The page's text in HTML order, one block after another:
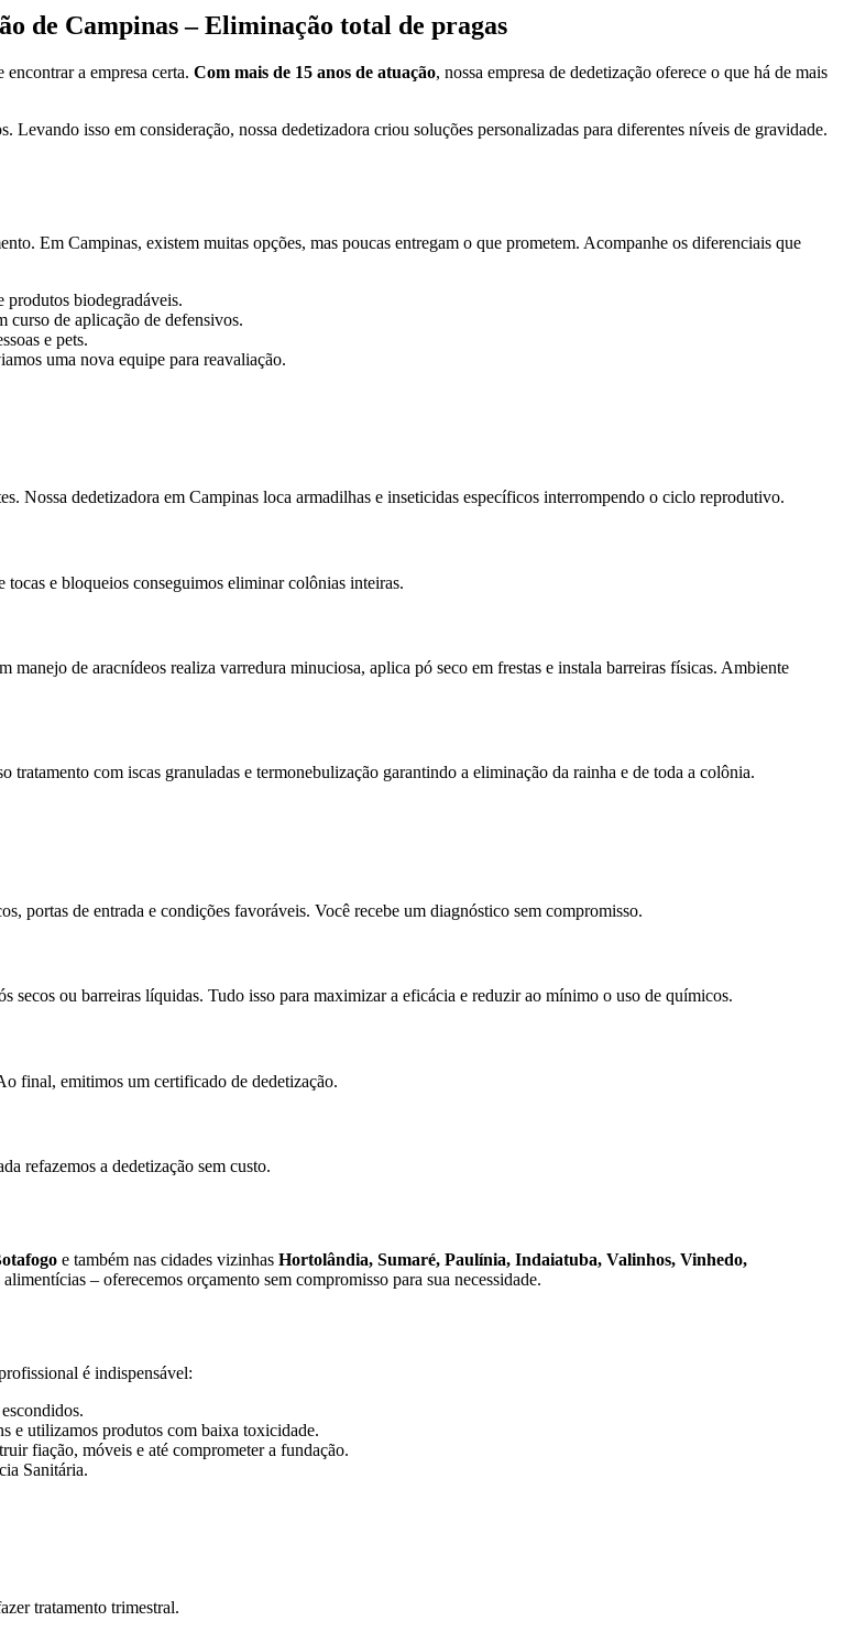
de Campinas – Eliminação total de pragas
a empresa certa. Com mais de 15 anos de atuação, nossa empresa de dedetização oferece o que há de mais
isso em consideração, nossa dedetizadora criou soluções personalizadas para diferentes níveis de gravidade.
Em Campinas, existem muitas opções, mas poucas entregam o que prometem. Acompanhe os diferenciais que
biodegradáveis.
curso de aplicação de defensivos.
e pets.
uma nova equipe para reavaliação.
Nossa dedetizadora em Campinas loca armadilhas e inseticidas específicos interrompendo o ciclo reprodutivo.
e bloqueios conseguimos eliminar colônias inteiras.
de aracnídeos realiza varredura minuciosa, aplica pó seco em frestas e instala barreiras físicas. Ambiente
com iscas granuladas e termonebulização garantindo a eliminação da rainha e de toda a colônia.
portas de entrada e condições favoráveis. Você recebe um diagnóstico sem compromisso.
secos ou barreiras líquidas. Tudo isso para maximizar a eficácia e reduzir ao mínimo o uso de químicos.
final, emitimos um certificado de dedetização.
refazemos a dedetização sem custo.
e também nas cidades vizinhas Hortolândia, Sumaré, Paulínia, Indaiatuba, Valinhos, Vinhedo,
– oferecemos orçamento sem compromisso para sua necessidade.
é indispensável:
e utilizamos produtos com baixa toxicidade.
fiação, móveis e até comprometer a fundação.
Sanitária.
tratamento trimestral.